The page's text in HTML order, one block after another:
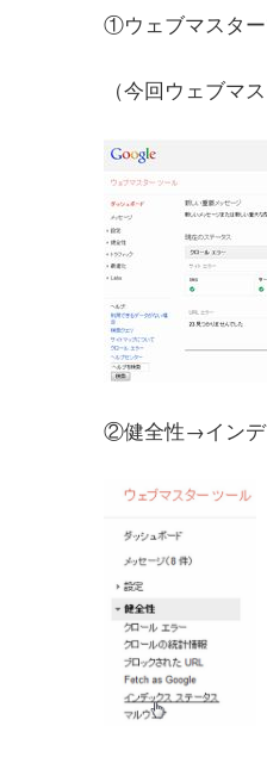
①ウェブマスター
（今回ウェブマ
②健全性→インデ